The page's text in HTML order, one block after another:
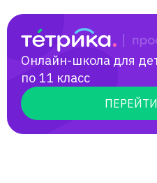
баллы,
Остальные ученики
соответствующие
на четверки, 12 на
выпускники
Мориса Тореза,
Онлайн-школа для
по 11 класс